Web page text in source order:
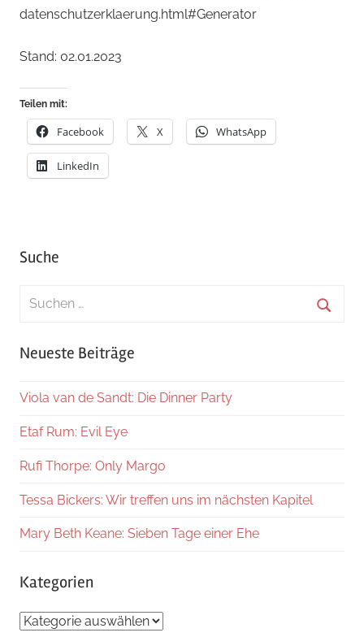
datenschutzerklaerung.html#Generator
Stand: 02.01.2023
Teilen mit:
Facebook X WhatsApp
LinkedIn
Suche
Suchen
Neueste Beiträge
Viola van de Sandt: Die Dinner Party
Etaf Rum: Evil Eye
Rufi Thorpe: Only Margo
Tessa Bickers: Wir treffen uns im nächsten Kapitel
Mary Beth Keane: Sieben Tage einer Ehe
Kategorien
Kategorien